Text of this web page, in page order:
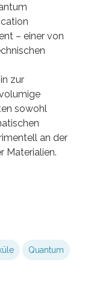
– einer von
zur
sowohl
an der
Materialien.
Quantum